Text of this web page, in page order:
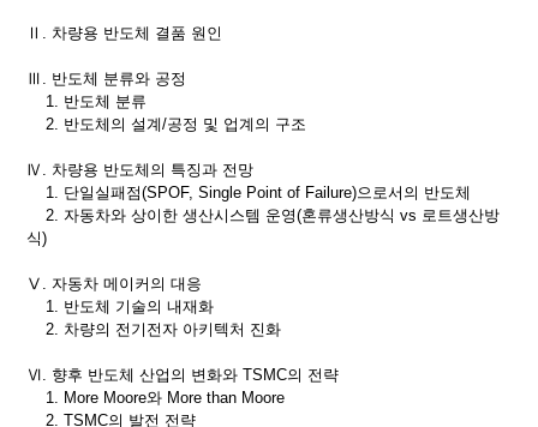
Ⅱ. 차량용 반도체 결품 원인
Ⅲ. 반도체 분류와 공정
1. 반도체 분류
2. 반도체의 설계/공정 및 업계의 구조
Ⅳ. 차량용 반도체의 특징과 전망
1. 단일실패점(SPOF, Single Point of Failure)으로서의 반도체
2. 자동차와 상이한 생산시스템 운영(혼류생산방식 vs 로트생산방
식)
Ⅴ. 자동차 메이커의 대응
1. 반도체 기술의 내재화
2. 차량의 전기전자 아키텍처 진화
Ⅵ. 향후 반도체 산업의 변화와 TSMC의 전략
1. More Moore와 More than Moore
2. TSMC의 발전 전략